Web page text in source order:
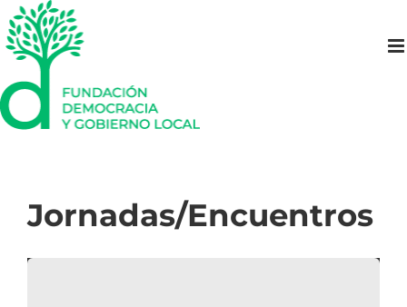
Saltar
al
contenido
Jornadas/Encuentros